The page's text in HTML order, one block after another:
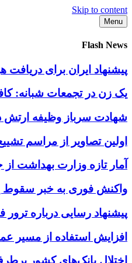
Skip to content
Menu
Flash News
پیشنهاد ایران برای
یک زن در تجمعات شبانه:
شهادت سرباز وظیفه ارتش
اولین تصاویر از مراسم
آمار تازه وزارت بهداشت از
واکنش فوری به خبر
پیشنهاد رسایی درباره
افزایش استفاده از مسیر
اختلال بانک‌های کشور